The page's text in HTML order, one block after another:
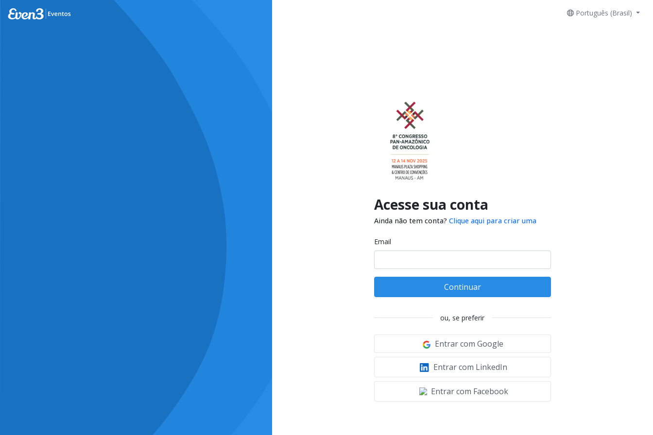
Português (Brasil)
Acesse sua conta
Ainda não tem conta? Clique aqui para criar uma
Email
Continuar
ou, se preferir
Entrar com Google
Entrar com LinkedIn
Entrar com Facebook